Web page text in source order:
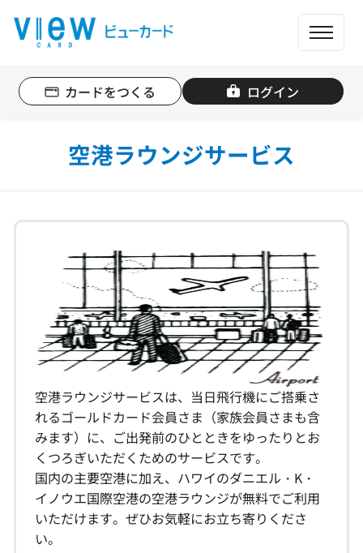
カードをつくる
ログイン
もっと便利に使う
ポイントを貯める
ポイントを使う
キャンペーン情報
お客さまサポート
FAQ（よくあるご質問）
空港ラウンジサービス
空港ラウンジサービスは、当日飛行機にご搭乗さ
れるゴールドカード会員さま（家族会員さまも含
みます）に、ご出発前のひとときをゆったりとお
くつろぎいただくためのサービスです。
国内の主要空港に加え、ハワイのダニエル・K・
イノウエ国際空港の空港ラウンジが無料でご利用
いただけます。ぜひお気軽にお立ち寄りくださ
い。